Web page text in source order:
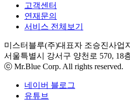
고객센터
연재문의
서비스 전체보기
미스터블루(주)대표자 조승진사업
서울특별시 강서구 양천로 570, 18
ⓒ Mr.Blue Corp. All rights reserved.
네이버 블로그
유튜브